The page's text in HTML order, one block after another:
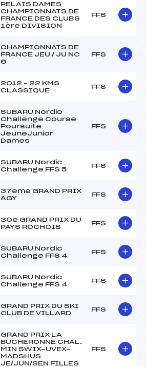
RELAIS DAMES
CHAMPIONNATS DE
FRANCE DES CLUBS
1ère DIVISION
FFS
CHAMPIONNATS DE
FRANCE JEU / JU NC
6
FFS
2012 – 22 KMS
CLASSIQUE
FFS
SUBARU Nordic
Challenge Course
Poursuite
JeuneJunior
Dames
FFS
SUBARU Nordic
Challenge FFS 5
FFS
37eme GRAND PRIX
AGY
FFS
30e GRAND PRIX DU
PAYS ROCHOIS
FFS
SUBARU Nordic
Challenge FFS 4
FFS
SUBARU Nordic
Challenge FFS 4
FFS
GRAND PRIX DU SKI
CLUB DE VILLARD
FFS
GRAND PRIX LA
BUCHERONNE CHAL.
MIN SWIX-UVEX-
MADSHUS
JE/JUN/SEN FILLES
FFS